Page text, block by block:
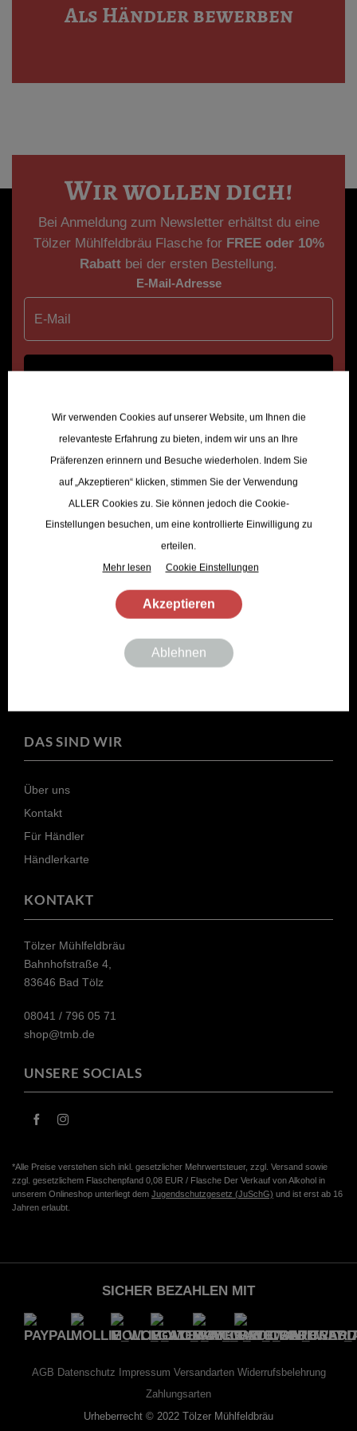
Als Händler bewerben
Wir wollen dich!
Bei Anmeldung zum Newsletter erhältst du eine
Tölzer Mühlfeldbräu Flasche for FREE oder 10%
Rabatt bei der ersten Bestellung.
E-Mail-Adresse
ANMELDEN
Ich abonniere den Tölzer Mühlfeldbräu Newsletter
TÖLZER SHOP
DAS SIND WIR
Über uns
Kontakt
Für Händler
Händlerkarte
KONTAKT
Tölzer Mühlfeldbräu
Bahnhofstraße 4,
83646 Bad Tölz
08041 / 796 05 71​
shop@tmb.de
UNSERE SOCIALS
*Alle Preise verstehen sich inkl. gesetzlicher Mehrwertsteuer, zzgl. Versand sowie
zzgl. gesetzlichem Flaschenpfand 0,08 EUR / Flasche Der Verkauf von Alkohol in
unserem Onlineshop unterliegt dem Jugendschutzgesetz (JuSchG) und ist erst ab 16
Jahren erlaubt.
AGB Datenschutz Impressum Versandarten Widerrufsbelehrung
Zahlungsarten
Urheberrecht © 2022 Tölzer Mühlfeldbräu
SICHER BEZAHLEN MIT
Wir verwenden Cookies auf unserer Website, um Ihnen die
relevanteste Erfahrung zu bieten, indem wir uns an Ihre
Präferenzen erinnern und Besuche wiederholen. Indem Sie
auf „Akzeptieren“ klicken, stimmen Sie der Verwendung
ALLER Cookies zu. Sie können jedoch die Cookie-
Einstellungen besuchen, um eine kontrollierte Einwilligung zu
erteilen.
Mehr lesen
Cookie Einstellungen
Akzeptieren
Ablehnen